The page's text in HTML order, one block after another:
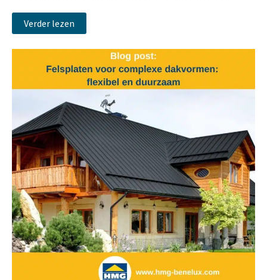
Verder lezen